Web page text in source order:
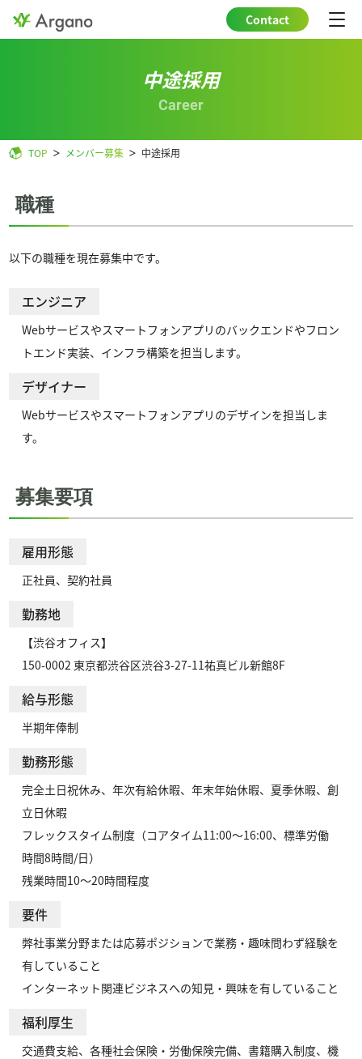
Contact
中途採用
Career
TOP メンバー募集 中途採用
職種
以下の職種を現在募集中です。
エンジニア
Webサービスやスマートフォンアプリのバックエンドやフロン
トエンド実装、インフラ構築を担当します。
デザイナー
Webサービスやスマートフォンアプリのデザインを担当しま
す。
募集要項
雇用形態
正社員、契約社員
勤務地
【渋谷オフィス】
150-0002 東京都渋谷区渋谷3-27-11祐真ビル新館8F
給与形態
半期年俸制
勤務形態
完全土日祝休み、年次有給休暇、年末年始休暇、夏季休暇、創
立日休暇
フレックスタイム制度（コアタイム11:00〜16:00、標準労働
時間8時間/日）
残業時間10〜20時間程度
要件
弊社事業分野または応募ポジションで業務・趣味問わず経験を
有していること
インターネット関連ビジネスへの知見・興味を有していること
福利厚生
交通費支給、各種社会保険・労働保険完備、書籍購入制度、機